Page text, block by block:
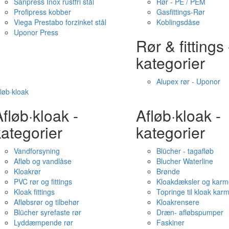
Profipress kobber
Viega Prestabo forzinket stål
Uponor Press
Gasfittings-Rør
Koblingsdåse
Rør & fittings
kategorier
Alupex rør - Uponor
-
Vandforsyning
Afløb og vandlåse
Kloakrør
PVC rør og fittings
Kloak fittings
Afløbsrør og tilbehør
Blücher syrefaste rør
Lyddæmpende rør
Afløb·kloak -
kategorier
Blücher - tagafløb
Blucher Waterline
Brønde
Kloakdæksler og
Topringe til kloak
Kloakrensere
Dræn- afløbspumper
Faskiner